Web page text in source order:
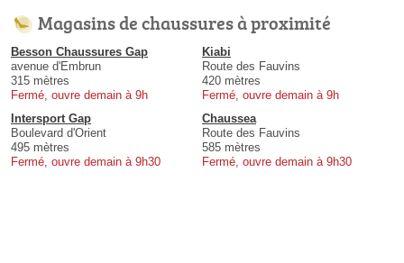
Magasins de chaussures à proximité
Besson Chaussures Gap
avenue d'Embrun
315 mètres
Fermé, ouvre demain à 9h
Kiabi
Route des Fauvins
420 mètres
Fermé, ouvre demain à 9h
Intersport Gap
Boulevard d'Orient
495 mètres
Fermé, ouvre demain à 9h30
Chaussea
Route des Fauvins
585 mètres
Fermé, ouvre demain à 9h30